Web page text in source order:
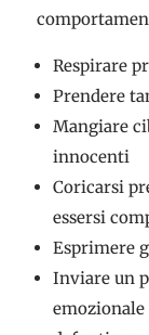
Respirare
Prendere
Mangiare
innocenti
Coricarsi
essersi
Esprimere
Inviare un